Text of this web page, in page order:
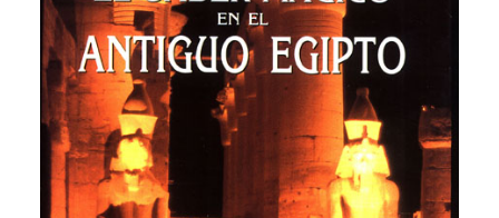
AUTORES DESTACADOS
GLOSARIO